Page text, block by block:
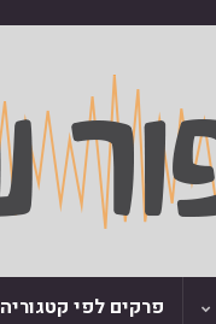
פרקים לפי קטגוריה